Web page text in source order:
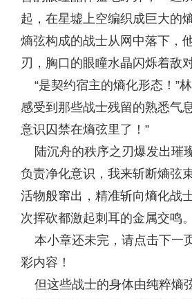
起，在星墟上空编织成巨大的
熵弦构成的战士从网中落下，
刃，胸口的眼瞳水晶闪烁着敌
“是契约宿主的熵化形态！”
感受到那些战士残留的熟悉气
意识囚禁在熵弦里了！”
陆沉舟的秩序之刃爆发出璀
负责净化意识，我来斩断熵弦
活物般窜出，精准斩向熵化战
次挥砍都激起刺耳的金属交鸣。
本小章还未完，请点击下一
彩内容！
但这些战士的身体由纯粹熵